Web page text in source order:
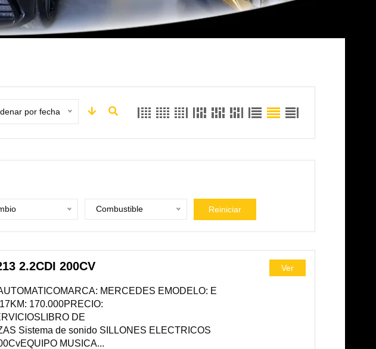
por fecha
Combustible Reiniciar
2.2CDI 200CV
MERCEDES EMODELO: E
170.000PRECIO:
DE
Sistema de sonido SILLONES ELECTRICOS
MUSICA...
Ver